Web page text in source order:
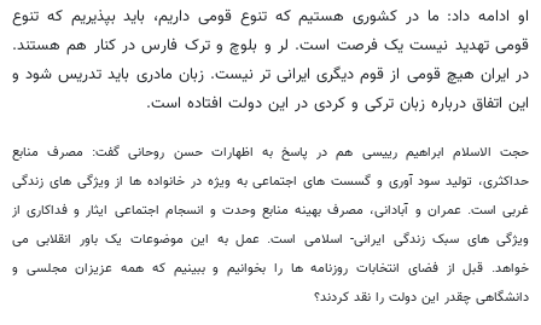
او ادامه داد: ما در کشوری هستیم که تنوع قومی داریم، باید بپذیریم که تنوع
قومی تهدید نیست یک فرصت است. لر و بلوچ و ترک فارس در کنار هم هستند.
در ایران هیچ قومی از قوم دیگری ایرانی تر نیست. زبان مادری باید تدریس شود و
این اتفاق درباره زبان ترکی و کردی در این دولت افتاده است.
حجت الاسلام ابراهیم رییسی هم در پاسخ به اظهارات حسن روحانی گفت: مصرف منابع
حداکثری، تولید سود آوری و گسست های اجتماعی به ویژه در خانواده ها از ویژگی های زندگی
غربی است. عمران و آبادانی، مصرف بهینه منابع وحدت و انسجام اجتماعی ایثار و فداکاری از
ویژگی های سبک زندگی ایرانی- اسلامی است. عمل به این موضوعات یک باور انقلابی می
خواهد. قبل از فضای انتخابات روزنامه ها را بخوانیم و ببینیم که همه عزیزان مجلسی و
دانشگاهی چقدر این دولت را نقد کردند؟